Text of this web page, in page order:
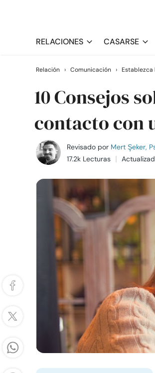
RELACIONES CASARSE
Relación › Comunicación ›
10 Consejos
contacto con
Revisado por Mert Şeker,
17.2k Lecturas